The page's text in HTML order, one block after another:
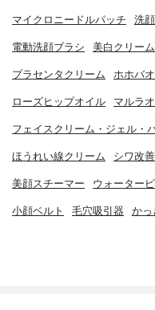
マイクロニードルパッチ 洗
電動洗顔ブラシ 美白クリーム
プラセンタクリーム ホホバ
ローズヒップオイル マルラ
フェイスクリーム・ジェル・
ほうれい線クリーム シワ改
美顔スチーマー ウォーター
小顔ベルト 毛穴吸引器 かっ